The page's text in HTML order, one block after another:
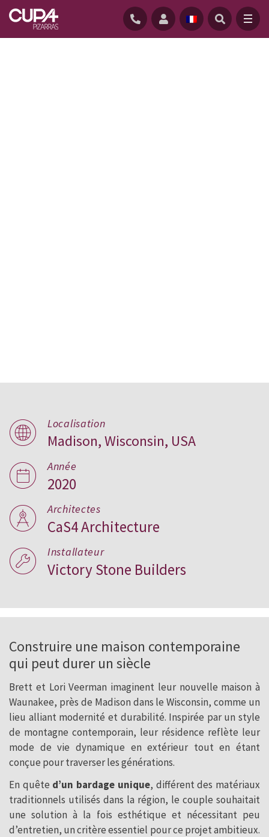
Veerman Residence,
Wisconsin
Localisation
Madison, Wisconsin, USA
Année
2020
Architectes
CaS4 Architecture
Installateur
Victory Stone Builders
Construire une maison contemporaine
qui peut durer un siècle
Brett et Lori Veerman imaginent leur nouvelle maison à
Waunakee, près de Madison dans le Wisconsin, comme un
lieu alliant modernité et durabilité. Inspirée par un style
de montagne contemporain, leur résidence reflète leur
mode de vie dynamique en extérieur tout en étant
conçue pour traverser les générations.
En quête d’un bardage unique, différent des matériaux
traditionnels utilisés dans la région, le couple souhaitait
une solution à la fois esthétique et nécessitant peu
d’entretien, un critère essentiel pour ce projet ambitieux.